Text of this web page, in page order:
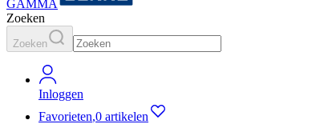
GAMMA
Zoeken
Zoeken
Inloggen
Favorieten,0 artikelen